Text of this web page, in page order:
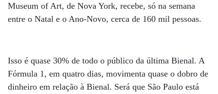
Museum of Art, de Nova York, recebe, só na semana
entre o Natal e o Ano-Novo, cerca de 160 mil pessoas.
Isso é quase 30% de todo o público da última Bienal. A
Fórmula 1, em quatro dias, movimenta quase o dobro de
dinheiro em relação à Bienal. Será que São Paulo está